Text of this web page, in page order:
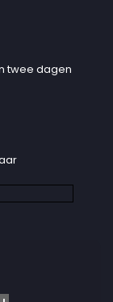
twee dagen